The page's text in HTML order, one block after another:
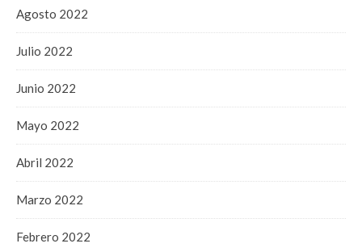
Agosto 2022
Julio 2022
Junio 2022
Mayo 2022
Abril 2022
Marzo 2022
Febrero 2022